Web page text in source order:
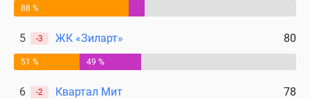
88 %
5 -3 ЖК «Зиларт» 80
51 % 49 %
6 -2 Квартал Мит 78